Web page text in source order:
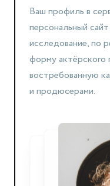
Ваш профиль в
персональный сайт
исследование,по
форму актёрского
востребованную
и продюсерами.